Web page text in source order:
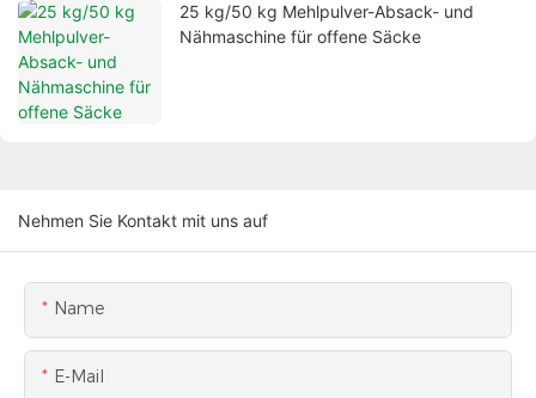
25 kg/50 kg Mehlpulver-Absack- und
Nähmaschine für offene Säcke
Nehmen Sie Kontakt mit uns auf
Name
E-Mail